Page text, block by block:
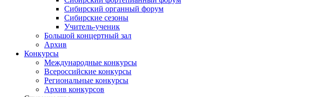
Сибирский органный форум
Сибирские сезоны
Учитель-ученик
Большой концертный зал
Архив
Конкурсы
Международные конкурсы
Всероссийские конкурсы
Региональные конкурсы
Архив конкурсов